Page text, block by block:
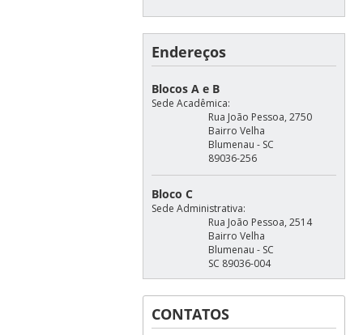
Endereços
Blocos A e B
Sede Acadêmica:
Rua João Pessoa, 2750
Bairro Velha
Blumenau - SC
89036-256
Bloco C
Sede Administrativa:
Rua João Pessoa, 2514
Bairro Velha
Blumenau - SC
SC 89036-004
CONTATOS